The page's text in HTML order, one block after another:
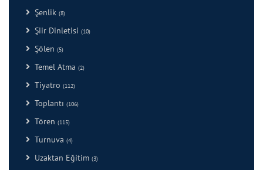
Şenlik (8)
Şiir Dinletisi (10)
Şölen (5)
Temel Atma (2)
Tiyatro (112)
Toplantı (106)
Tören (115)
Turnuva (4)
Uzaktan Eğitim (3)